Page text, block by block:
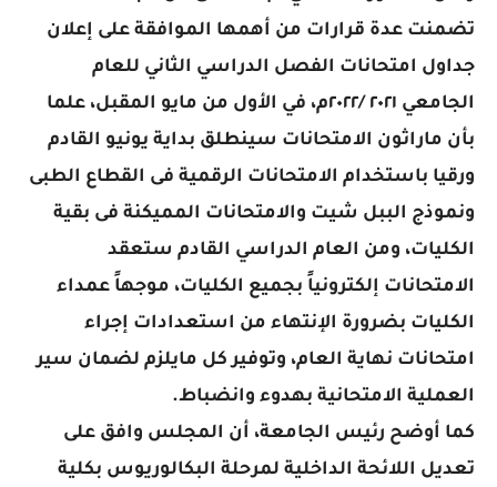
تضمنت عدة قرارات من أهمها الموافقة على إعلان
جداول امتحانات الفصل الدراسي الثاني للعام
الجامعي ٢٠٢١ /٢٠٢٢م، في الأول من مايو المقبل، علما
بأن ماراثون الامتحانات سينطلق بداية يونيو القادم
ورقيا باستخدام الامتحانات الرقمية فى القطاع الطبى
ونموذج الببل شيت والامتحانات المميكنة فى بقية
الكليات، ومن العام الدراسي القادم ستعقد
الامتحانات إلكترونياً بجميع الكليات، موجهاً عمداء
الكليات بضرورة الإنتهاء من استعدادات إجراء
امتحانات نهاية العام، وتوفير كل مايلزم لضمان سير
العملية الامتحانية بهدوء وانضباط.
كما أوضح رئيس الجامعة، أن المجلس وافق على
تعديل اللائحة الداخلية لمرحلة البكالوريوس بكلية